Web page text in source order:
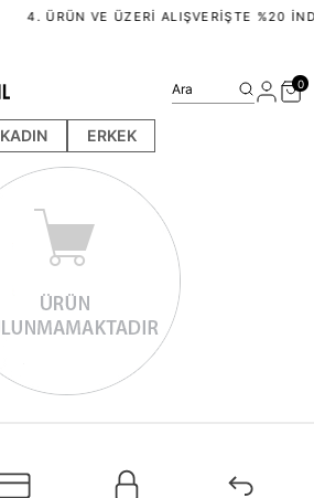
4. ÜRÜN VE ÜZERI ALIŞVERIŞTE %20
KADIN ERKEK
Ara 0